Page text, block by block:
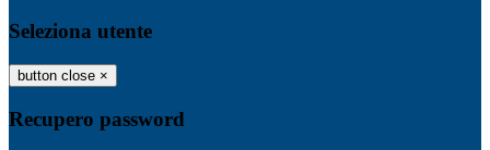
Seleziona utente
button close ×
Recupero password